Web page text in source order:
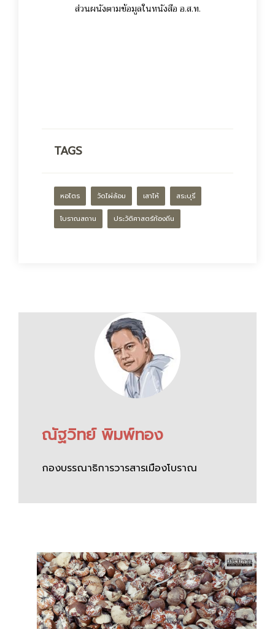
ส่วนผนังตามข้อมูลในหนังสือ อ.ส.ท.
TAGS
หอไตร วัดไผ่ล้อม เสาไห้ สระบุรี
โบราณสถาน ประวัติศาสตร์ท้องถิ่น
ณัฐวิทย์ พิมพ์ทอง
กองบรรณาธิการวารสารเมืองโบราณ